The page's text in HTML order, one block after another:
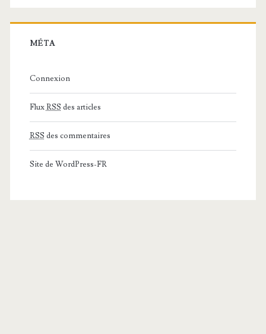
MÉTA
Connexion
FluxRSS des articles
RSS des commentaires
Site de WordPress-FR